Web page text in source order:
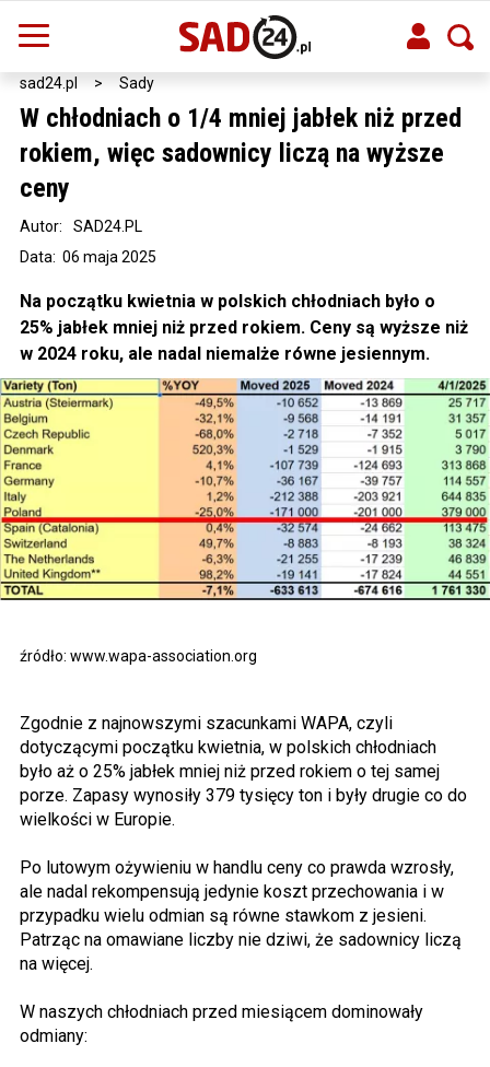
sad24.pl > Sady
źródło: www.wapa-association.org
W chłodniach o 1/4 mniej jabłek niż przed
rokiem, więc sadownicy liczą na wyższe
ceny
Data: 06 maja 2025
Autor: SAD24.PL
Na początku kwietnia w polskich chłodniach było o
25% jabłek mniej niż przed rokiem. Ceny są wyższe niż
w 2024 roku, ale nadal niemalże równe jesiennym.
Zgodnie z najnowszymi szacunkami WAPA, czyli
dotyczącymi początku kwietnia, w polskich chłodniach
było aż o 25% jabłek mniej niż przed rokiem o tej samej
porze. Zapasy wynosiły 379 tysięcy ton i były drugie co do
wielkości w Europie.
Po lutowym ożywieniu w handlu ceny co prawda wzrosły,
ale nadal rekompensują jedynie koszt przechowania i w
przypadku wielu odmian są równe stawkom z jesieni.
Patrząc na omawiane liczby nie dziwi, że sadownicy liczą
na więcej.
W naszych chłodniach przed miesiącem dominowały
odmiany: